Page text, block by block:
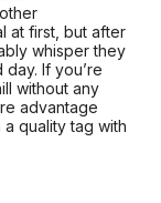
at first, but after
whisper they
If you’re
without any
advantage
quality tag with